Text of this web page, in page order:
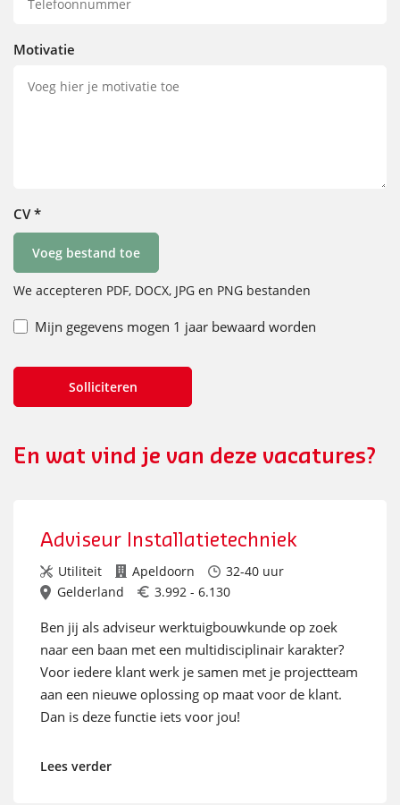
Motivatie
CV*
Voeg bestand toe
We accepteren PDF, DOCX, JPG en PNG bestanden
Mijn gegevens mogen 1 jaar bewaard worden
En wat vind je van deze vacatures?
Adviseur Installatietechniek
Utiliteit Apeldoorn
32-40 uur
Gelderland
3.992 - 6.130
Ben jij als adviseur werktuigbouwkunde op zoek
naar een baan met een multidisciplinair karakter?
Voor iedere klant werk je samen met je projectteam
aan een nieuwe oplossing op maat voor de klant.
Dan is deze functie iets voor jou!
Lees verder